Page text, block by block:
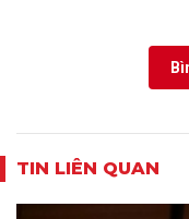
TIN LIÊN QUAN